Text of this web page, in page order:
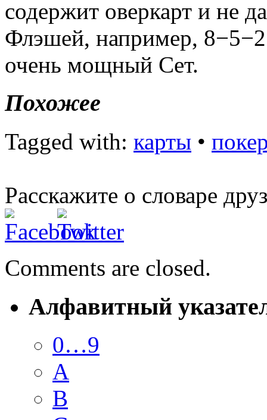
содержит оверкарт и не
Флэшей, например,
очень мощный Сет.
Похожее
Tagged with: карты •
Расскажите о словаре
Comments are closed.
Алфавитный
0…9
A
B